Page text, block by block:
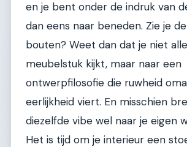
en je bent onder de indruk van
dan eens naar beneden. Zie je
bouten? Weet dan dat je niet
meubelstuk kijkt, maar naar een
ontwerpfilosofie die ruwheid
eerlijkheid viert. En misschien
diezelfde vibe wel naar je eigen
Het is tijd om je interieur een